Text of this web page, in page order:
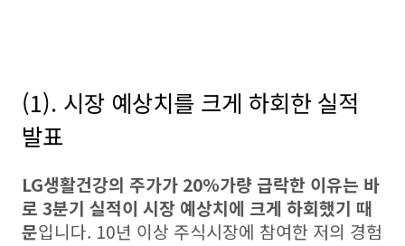
(1). 시장 예상치를 크게 하회한 실적
발표
LG생활건강의 주가가 20%가량 급락한 이유는 바
로 3분기 실적이 시장 예상치에 크게 하회했기 때
문입니다. 10년 이상 주식시장에 참여한 저의 경험